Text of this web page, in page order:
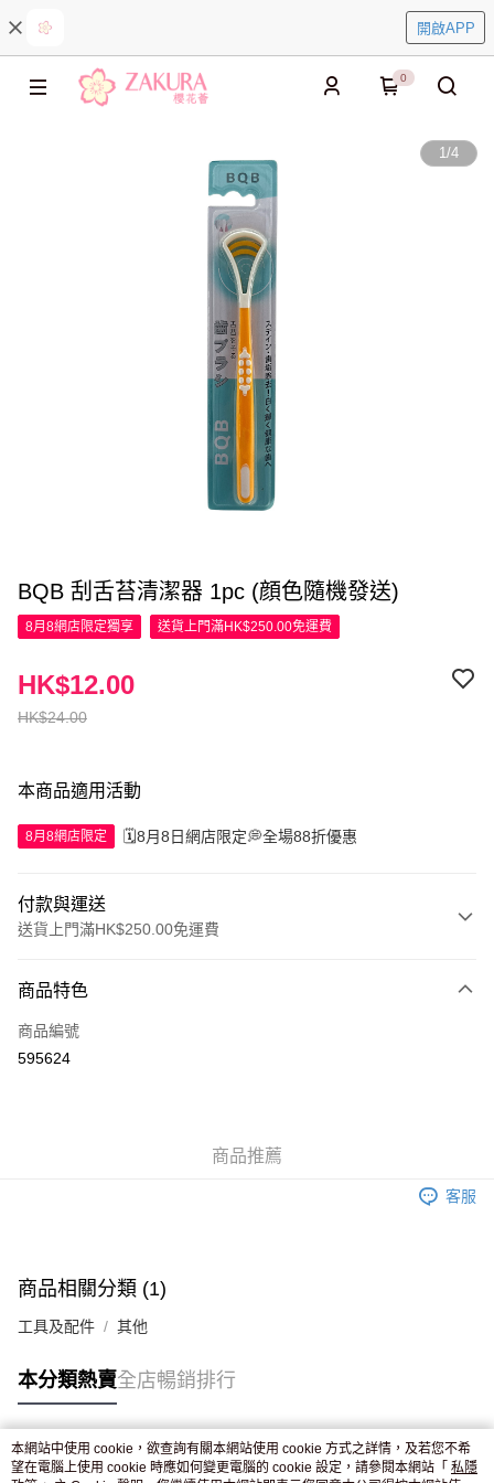
開啟APP
0
1/4
BQB 刮舌苔清潔器 1pc (顔色隨機發送)
8月8網店限定獨享 送貨上門滿HK$250.00免運費
HK$24.00
HK$12.00
本商品適用活動
8月8網店限定 🗓️8月8日網店限定💭全場88折優惠
付款與運送
送貨上門滿HK$250.00免運費
信用卡
Apple Pay
付款後門市自取，訂單確認後2-4個工作天到店，7天內取。逾期後
商品特色
商品編號
595624
商品推薦
客服
商品相關分類 (1)
工具及配件 其他
本分類熱賣全店暢銷排行
熱門標籤
本網站中使用 cookie，欲查詢有關本網站使用 cookie 方式之詳情，及若您不希
望在電腦上使用 cookie 時應如何變更電腦的 cookie 設定，請參閱本網站「 私隱